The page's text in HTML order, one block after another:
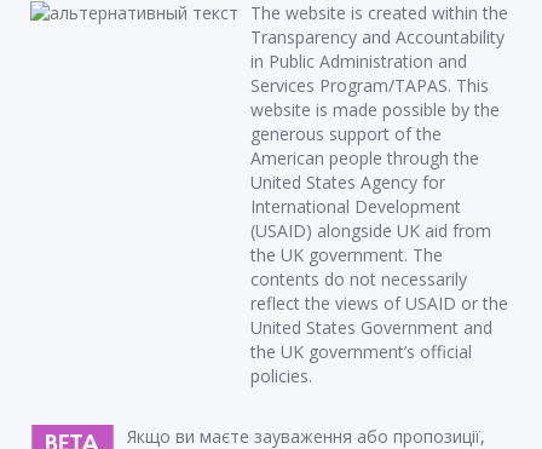
The website is created within the
Transparency and Accountability
in Public Administration and
Services Program/TAPAS. This
website is made possible by the
generous support of the
American people through the
United States Agency for
International Development
(USAID) alongside UK aid from
the UK government. The
contents do not necessarily
reflect the views of USAID or the
United States Government and
the UK government’s official
policies.
Якщо ви маєте зауваження або пропозиції,